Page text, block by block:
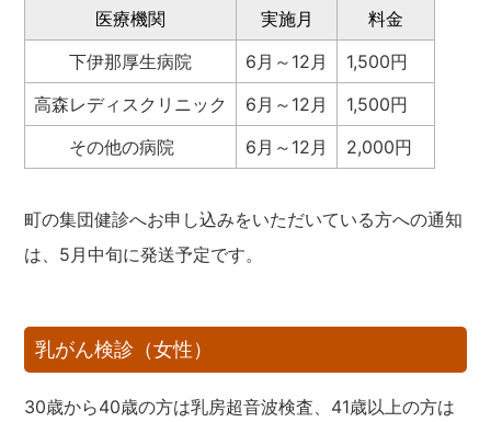
医療機関 実施月
料金
下伊那厚生病院
6月～12月
1,500円
高森レディスクリニック
6月～12月
1,500円
その他の病院
6月～12月 2,000円
町の集団健診へお申し込みをいただいている方への通知
は、5月中旬に発送予定です。
乳がん検診（女性）
30歳から40歳の方は乳房超音波検査、41歳以上の方は